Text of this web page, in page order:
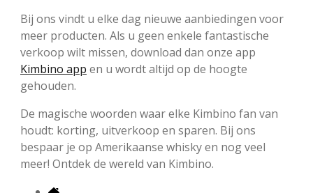
Bij ons vindt u elke dag nieuwe aanbiedingen voor
meer producten. Als u geen enkele fantastische
verkoop wilt missen, download dan onze app
Kimbino app en u wordt altijd op de hoogte
gehouden.
De magische woorden waar elke Kimbino fan van
houdt: korting, uitverkoop en sparen. Bij ons
bespaar je op Amerikaanse whisky en nog veel
meer! Ontdek de wereld van Kimbino.